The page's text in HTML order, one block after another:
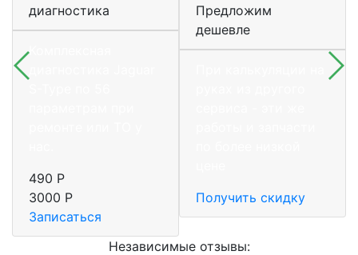
диагностика
Комплексная
490 Р
3000 Р
Записаться
Предложим
дешевле
Получить скидку
Независимые отзывы: